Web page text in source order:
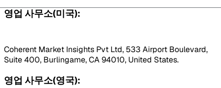
영업 사무소(미국):
Coherent Market Insights Pvt Ltd, 533 Airport Boulevard,
Suite 400, Burlingame, CA 94010, United States.
영업 사무소(영국):